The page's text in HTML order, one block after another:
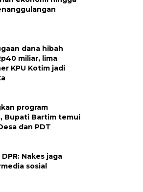
dana hibah
miliar, lima
KPU Kotim jadi
program
Bupati Bartim temui
dan PDT
Nakes jaga
sosial